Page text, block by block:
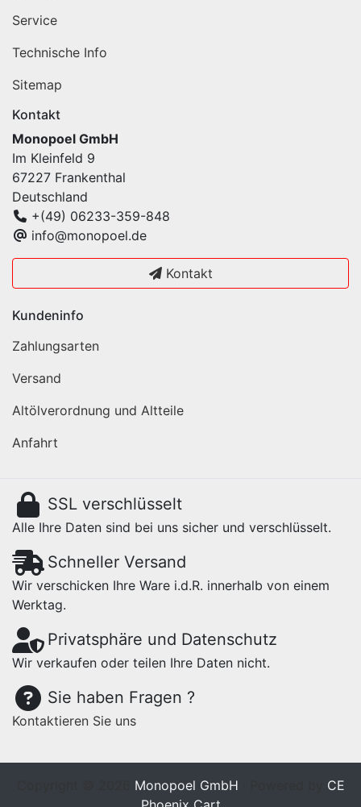
Service
Technische Info
Sitemap
Kontakt
Monopoel GmbH
Im Kleinfeld 9
67227 Frankenthal
Deutschland
+(49) 06233-359-848
info@monopoel.de
Kontakt
Kundeninfo
Zahlungsarten
Versand
Altölverordnung und Altteile
Anfahrt
SSL verschlüsselt
Alle Ihre Daten sind bei uns sicher und verschlüsselt.
Schneller Versand
Wir verschicken Ihre Ware i.d.R. innerhalb von einem
Werktag.
Privatsphäre und Datenschutz
Wir verkaufen oder teilen Ihre Daten nicht.
Sie haben Fragen ?
Kontaktieren Sie uns
Monopoel GmbH
CE